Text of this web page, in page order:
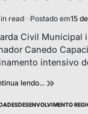
read Postado em15
Civil Municipal
Canedo
intensivo
lendo...
DESENVOLVIMENTO